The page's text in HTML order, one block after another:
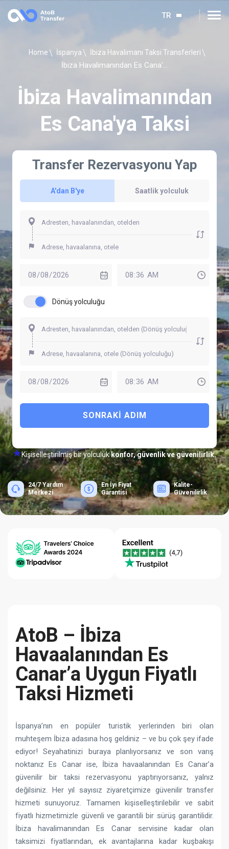
TR
Home İspanya İbiza Havalimanı Taksi Transferleri
İbiza Havalimanından Es Cana'ya Taksi
İbiza Havalimanından
Es Cana'ya Taksi
Transfer Rezervasyonu Yap
A'dan B'ye Saatlik yolculuk
Dönüş yolculuğu
SONRAKI ADIM
Kişiselleştirilmiş bir yolculukkonfor, güvenlik ve güvenilirlik.
24/7 Yardım
Merkezi
En İyi Fiyat
Garantisi
Kalite-
Güvenilirlik
AtoB – İbiza
Havaalanından Es
Canar’a Uygun Fiyatlı
Taksi Hizmeti
İspanya’nın en popüler turistik yerlerinden biri olan
muhteşem İbiza adasına hoş geldiniz – ve bu çok şey ifade
ediyor! Seyahatinizi buraya planlıyorsanız ve son varış
noktanız Es Canar ise, İbiza havaalanından Es Canar’a
güvenilir bir taksi rezervasyonu yaptırıyorsanız, yalnız
değilsiniz. Her yıl sayısız ziyaretçimize güvenilir transfer
hizmeti sunuyoruz. Tamamen kişiselleştirilebilir ve sabit
fiyatlı hizmetimizle güvenli ve garantili bir sürüş garantilidir.
İbiza havalimanından Es Canar servisine kadar olan
taksimizi fiyatlarından, ek avantajlarına kadar kuşbakışı